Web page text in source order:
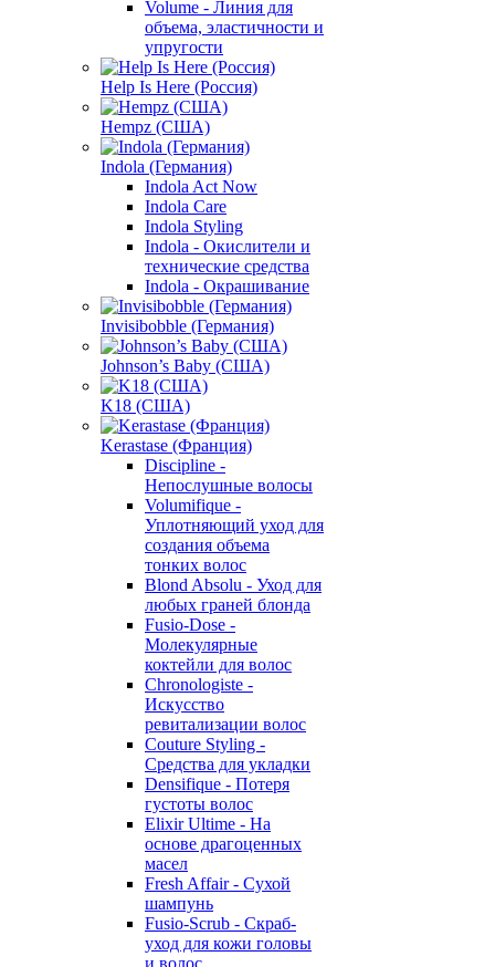
Volume - Линия для
объема, эластичности и
упругости
Help Is Here (Россия)
Hempz (США)
Indola (Германия)
Indola Act Now
Indola Care
Indola Styling
Indola - Окислители и
технические средства
Indola - Окрашивание
Invisibobble (Германия)
Johnson’s Baby (США)
K18 (США)
Kerastase (Франция)
Discipline -
Непослушные волосы
Volumifique -
Уплотняющий уход для
создания объема
тонких волос
Blond Absolu - Уход для
любых граней блонда
Fusio-Dose -
Молекулярные
коктейли для волос
Chronologiste -
Искусство
ревитализации волос
Couture Styling -
Средства для укладки
Densifique - Потеря
густоты волос
Elixir Ultime - На
основе драгоценных
масел
Fresh Affair - Сухой
шампунь
Fusio-Scrub - Скраб-
уход для кожи головы
и волос